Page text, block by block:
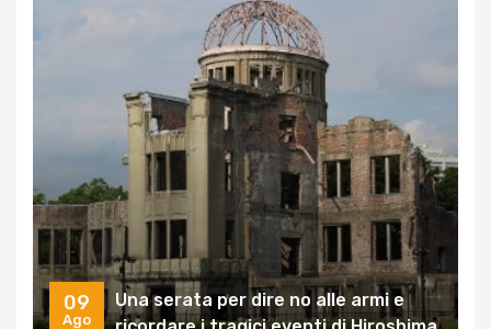
09
Ago
Una serata per dire no alle armi e